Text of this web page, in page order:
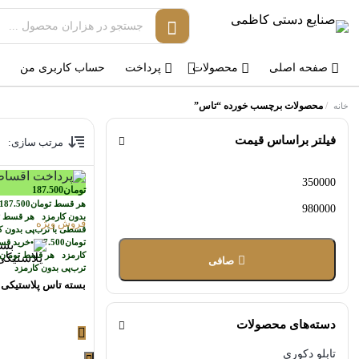
صفحه اصلی محصولات پرداخت حساب کاربری من
خانه /محصولات برچسب خورده “تاس”
فیلتر براساس قیمت
حداقل
قیمت
حداكثر
قيمت
صافی
دسته‌های محصولات
تابلو دکوری
مرتب سازی:
تومان187.500
هر قسطتومان187.500
بدون کارمزد هر قسط
قسطی با ترب‌پی بدون
تومان187.500
•خرید
کارمزد هر قسطتومان
ترب‌پی بدون کارمزد
فروش ویژه
بسته تاس پلاستیکی (50